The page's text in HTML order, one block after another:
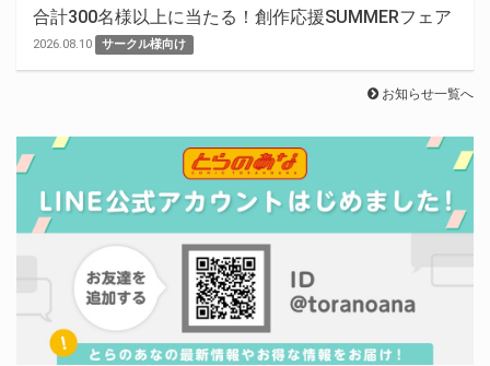
合計300名様以上に当たる！創作応援SUMMERフェア
2026.08.10 サークル様向け
お知らせ一覧へ